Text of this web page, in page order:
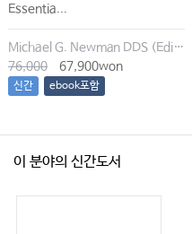
Essentia...
Michael G. Newman DDS (Editor), Irina Dragan (Editor), Satheesh Elangovan BDS DSc DMSc (Editor), Archana K. Karan (Editor)
76,000
67,900won
신간 ebook포함
이 분야의 신간도서